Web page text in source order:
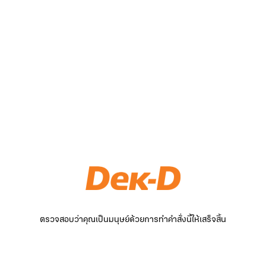
ตรวจสอบว่าคุณเป็นมนุษย์ด้วยการทำคำสั่งนี้ให้เสร็จสิ้น